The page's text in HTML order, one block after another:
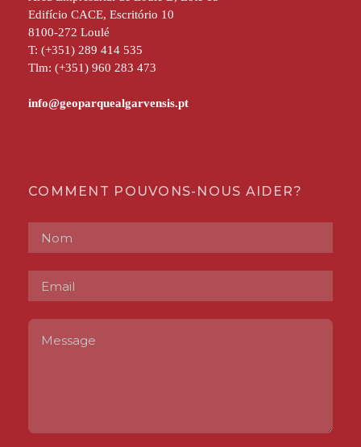
Edifício CACE, Escritório 10
8100-272 Loulé
T: (+351) 289 414 535
Tlm: (+351) 960 283 473
COMMENT POUVONS-NOUS AIDER?